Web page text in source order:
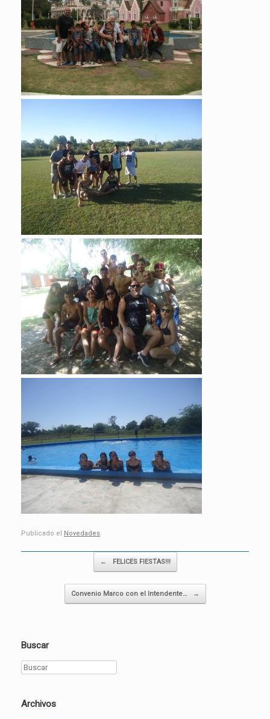
Publicado el Novedades.
← FELICES FIESTAS!!!
Convenio Marco con el Intendente… →
Buscar
Buscar
Archivos